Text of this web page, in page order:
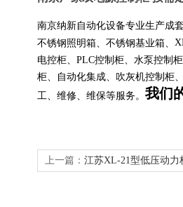
南京纳新自动化设备专业生产成
不锈钢照明箱、不锈钢基业箱、
电控柜、PLC控制柜、水泵控制
柜、自动化集成、吹灰机控制柜
工、维修、维保等服务。 我们
上一篇： 江苏XL-21型低压动力